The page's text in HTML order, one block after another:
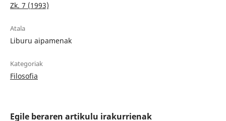
Zk. 7 (1993)
Atala
Liburu aipamenak
Kategoriak
Filosofia
Egile beraren artikulu irakurrienak